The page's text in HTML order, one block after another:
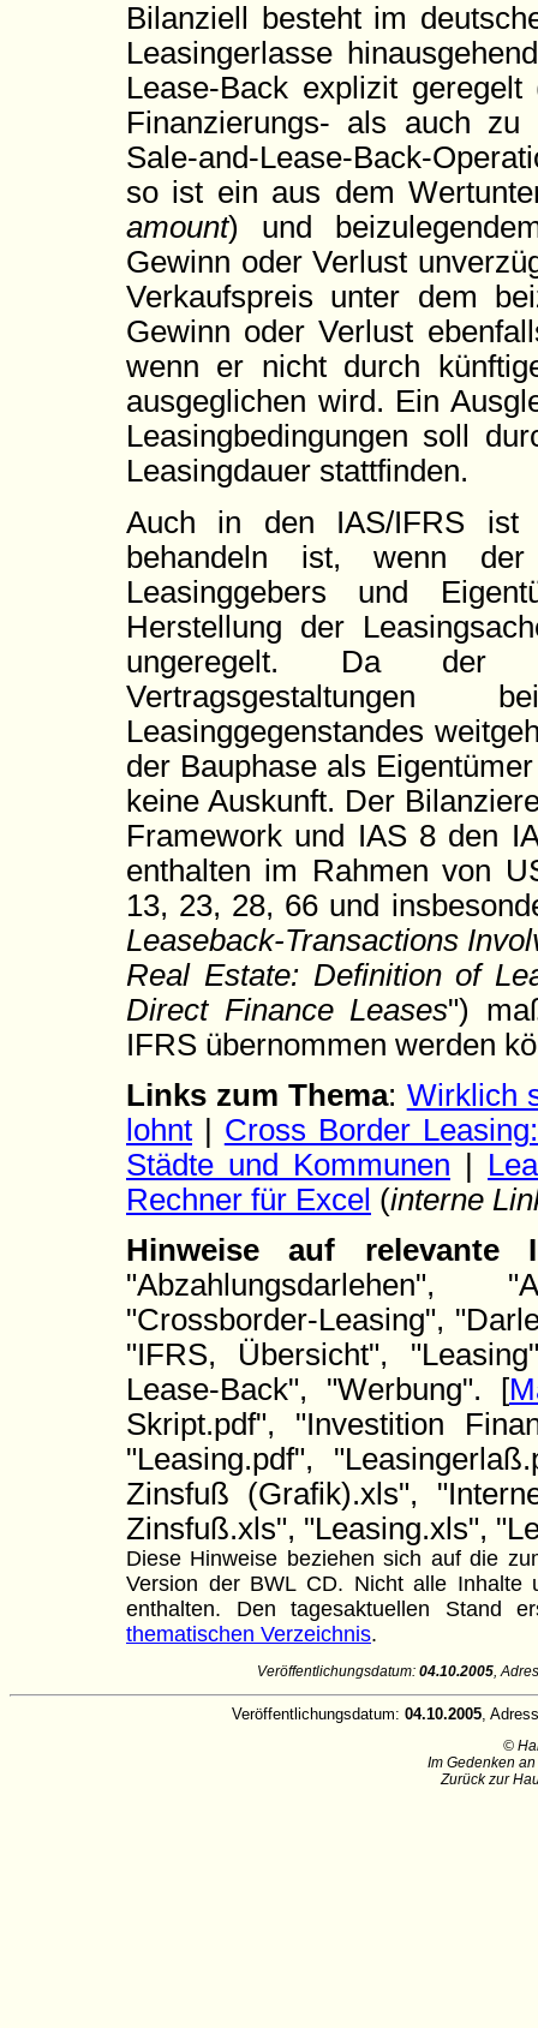
Bilanziell besteht im
Leasingerlasse
Lease-Back explizit
Finanzierungs- als auch zu
Sale-and-Lease-Back-
so ist ein aus dem
amount) und
Gewinn oder Verlust
Verkaufspreis unter dem
Gewinn oder Verlust
wenn er nicht durch
ausgeglichen wird. Ein
Leasingbedingungen soll
Leasingdauer stattfinden.
Auch in den IAS/IFRS ist
behandeln ist, wenn
Leasinggebers und
Herstellung der
ungeregelt. Da der
Leasinggegenstandes
der Bauphase als
keine Auskunft. Der
Framework und IAS 8 den
enthalten im Rahmen von
13, 23, 28, 66 und
Leaseback-Transactions
Real Estate: Definition of
Direct Finance Leases")
IFRS übernommen werden
Links zum Thema: Wirklich
lohnt
Cross Border
Städte und Kommunen
Rechner für Excel (interne
Hinweise auf
"Abzahlungsdarlehen",
"Crossborder-Leasing",
"IFRS, Übersicht",
Lease-Back", "Werbung". [
Skript.pdf", "Investition
"Leasing.pdf",
Zinsfuß (Grafik).xls",
Zinsfuß.xls", "Leasing.xls",
Diese Hinweise beziehen sich auf die
Version der BWL CD. Nicht alle Inhalte
enthalten. Den tagesaktuellen Stand
thematischen Verzeichnis.
Veröffentlichungsdatum: 04.10.2005,
Veröffentlichungsdatum: 04.10.2005 ,
©
Im Gedenken
Zurück zur